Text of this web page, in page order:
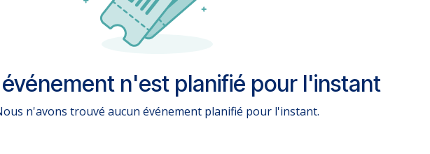
n'est planifié pour l'instant
n'avons trouvé aucun événement planifié pour l'instant.